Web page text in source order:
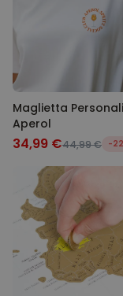
Maglietta
Aperol
34,99 €44,99 € -